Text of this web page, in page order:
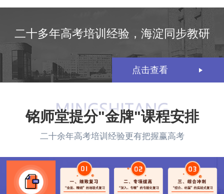
点击查看
二十多年高考培训经验，海淀同步教研
铭师堂提分"金牌"课程安排
二十余年高考培训经验更有把握赢高考